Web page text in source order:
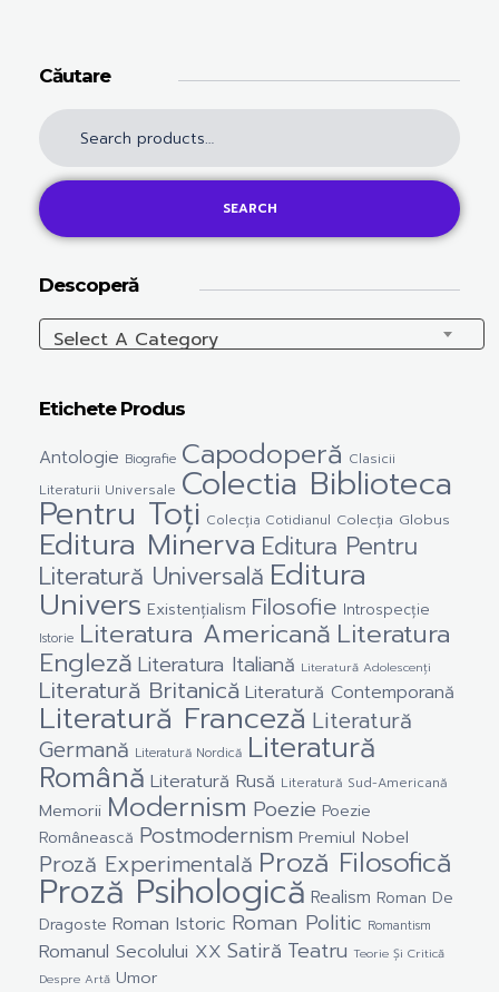
Căutare
SEARCH
Descoperă
Select A Category
Etichete Produs
Antologie Biografie Capodoperă Clasicii
Literaturii Universale Colectia Biblioteca
Pentru Toți Colecția Cotidianul Colecția Globus
Editura Minerva Editura Pentru
Literatură Universală Editura
Univers Existențialism Filosofie Introspecție
Istorie Literatura Americană Literatura
Engleză Literatura Italiană Literatură Adolescenți
Literatură Britanică Literatură Contemporană
Literatură Franceză Literatură
Germană Literatură Nordică Literatură
Română Literatură Rusă Literatură Sud-Americană
Memorii Modernism Poezie Poezie
Românească Postmodernism Premiul Nobel
Proză Experimentală Proză Filosofică
Proză Psihologică Realism Roman De
Dragoste Roman Istoric Roman Politic Romantism
Romanul Secolului XX Satiră Teatru Teorie Și Critică
Despre Artă Umor